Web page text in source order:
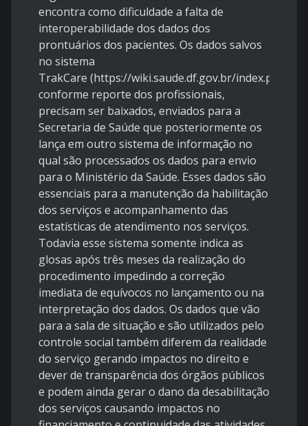
encontra como dificuldade a falta de
interoperabilidade dos dados dos
prontuários dos pacientes. Os dados salvos
no sistema
TrakCare (https://wiki.saude.df.gov.br/index.php/
conforme reporte dos profissionais,
precisam ser baixados, enviados para a
Secretaria de Saúde que posteriormente os
lança em outro sistema de informação no
qual são processados os dados para envio
para o Ministério da Saúde. Esses dados são
essenciais para a manutenção da habilitação
dos serviços e acompanhamento das
estatísticas de atendimento nos serviços.
Todavia esse sistema somente indica as
glosas após três meses da realização do
procedimento impedindo a correção
imediata de equívocos no lançamento ou na
interpretação dos dados. Os dados que vão
para a sala de situação e são utilizados pelo
controle social também diferem da realidade
do serviço gerando impactos no direito e
dever de transparência dos órgãos públicos
e podem ainda gerar o dano da desabilitação
dos serviços causando impactos no